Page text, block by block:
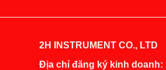
2H INSTRUMENT CO., LTD
Địa chỉ đăng ký kinh doanh: